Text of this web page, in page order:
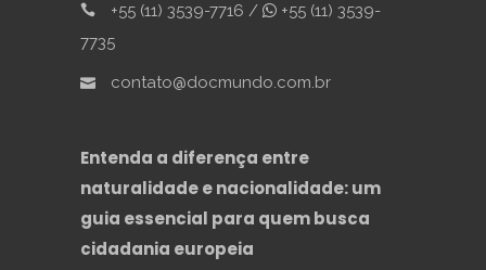
+55 (11) 3539-7716 /
+55 (11) 3539-
7735
contato@docmundo.com.br
Entenda a diferença entre
naturalidade e nacionalidade: um
guia essencial para quem busca
cidadania europeia